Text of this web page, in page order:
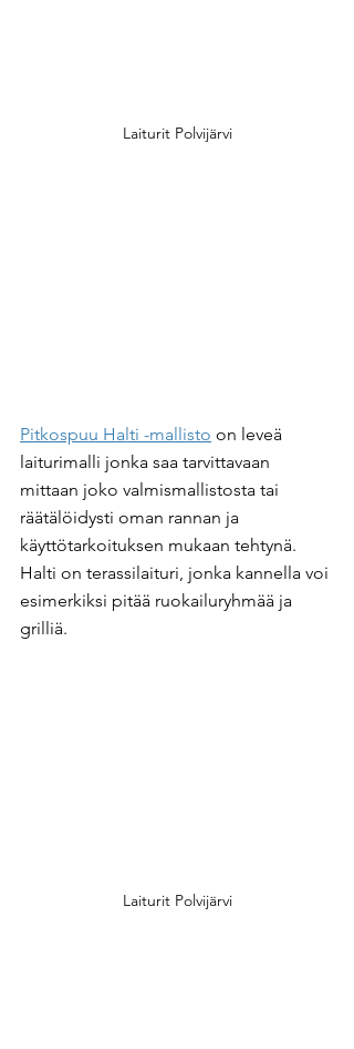
Laiturit Polvijärvi
Pitkospuu Halti -mallisto on leveä
laiturimalli jonka saa tarvittavaan
mittaan joko valmismallistosta tai
räätälöidysti oman rannan ja
käyttötarkoituksen mukaan tehtynä.
Halti on terassilaituri, jonka kannella voi
esimerkiksi pitää ruokailuryhmää ja
grilliä.
Laiturit Polvijärvi